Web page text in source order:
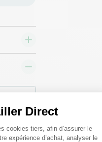
Direct
du
cookies tiers, afin d’assurer le
expérience d’achat, analyser le